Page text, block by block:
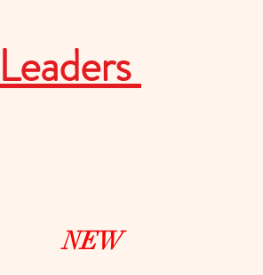
NEW